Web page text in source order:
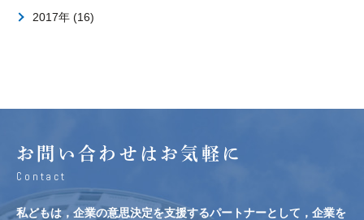
2017年 (16)
お問い合わせはお気軽に
Contact
私どもは，企業の意思決定を支援するパートナーとして，企業を